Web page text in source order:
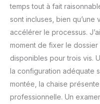
temps tout à fait
sont incluses, bien qu’une
accélérer le processus.
moment de fixer le dossier
disponibles pour trois vis.
la configuration adéquate
montée, la chaise
professionnelle. Un